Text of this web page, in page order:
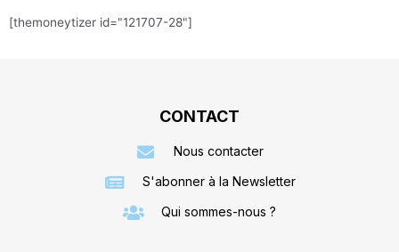
[themoneytizer id="121707-28"]
CONTACT
Nous contacter
S'abonner à la Newsletter
Qui sommes-nous ?